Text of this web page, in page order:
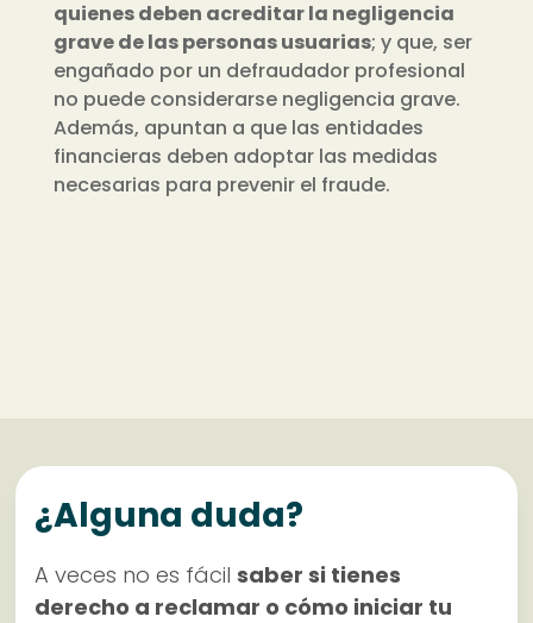
quienes deben acreditar la negligencia
grave de las personas usuarias; y que, ser
engañado por un defraudador profesional
no puede considerarse negligencia grave.
Además, apuntan a que las entidades
financieras deben adoptar las medidas
necesarias para prevenir el fraude.
¿Alguna duda?
A veces no es fácilsaber si tienes
derecho a reclamar o cómo iniciar tu